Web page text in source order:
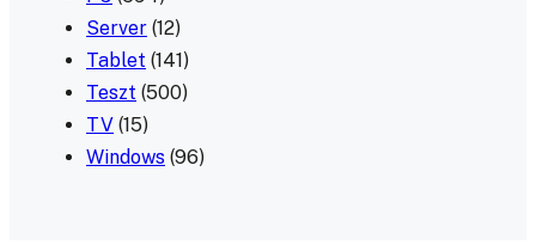
Server (12)
Tablet (141)
Teszt (500)
TV (15)
Windows (96)